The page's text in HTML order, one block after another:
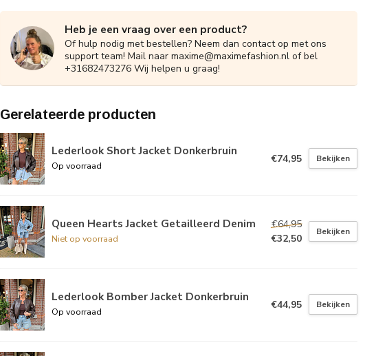
Heb je een vraag over een product?
Of hulp nodig met bestellen? Neem dan contact op met ons
support team! Mail naar maxime@maximefashion.nl of bel
+31682473276 Wij helpen u graag!
Gerelateerde producten
Lederlook Short Jacket Donkerbruin
Op voorraad
€74,95 Bekijken
Queen Hearts Jacket Getailleerd Denim
Niet op voorraad
€64,95
€32,50
Bekijken
Lederlook Bomber Jacket Donkerbruin
Op voorraad
€44,95 Bekijken